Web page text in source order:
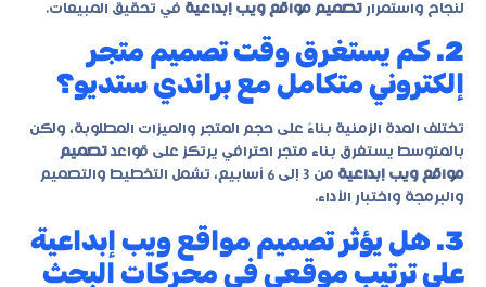
لنجاح واستمرار تصميم مواقع ويب إبداعية في تحقيق المبيعات.
2. كم يستغرق وقت تصميم متجر
إلكتروني متكامل مع براندي ستديو؟
تختلف المدة الزمنية بناءً على حجم المتجر والميزات المطلوبة، ولكن
بالمتوسط يستغرق بناء متجر احترافي يرتكز على قواعد تصميم
مواقع ويب إبداعية
من 3 إلى 6 أسابيع، تشمل التخطيط والتصميم
والبرمجة واختبار الأداء.
3. هل يؤثر تصميم مواقع ويب إبداعية
على ترتيب موقعي في محركات البحث